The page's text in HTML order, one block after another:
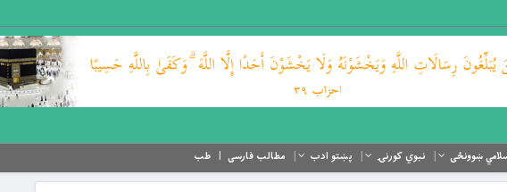
ښوونځی نبوي کورنۍ پښتو ادب مطالب فارسی طب